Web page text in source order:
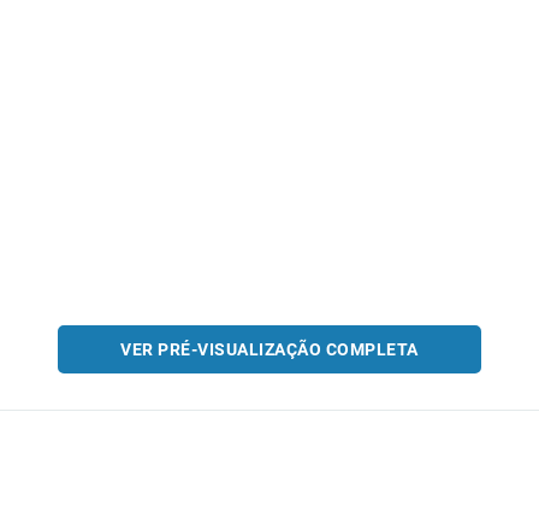
VER PRÉ-VISUALIZAÇÃO COMPLETA